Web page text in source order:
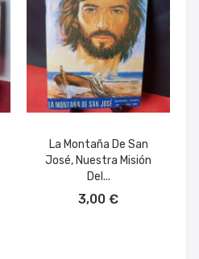
La Montaña De San
José, Nuestra Misión
Del...
3,00 €